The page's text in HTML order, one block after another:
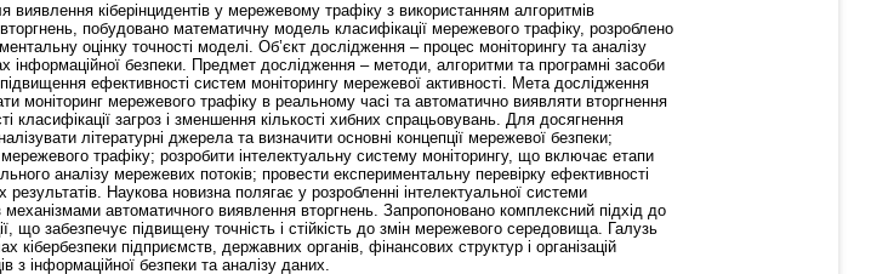
кіберінцидентів у мережевому трафіку з використанням алгоритмів
побудовано математичну модель класифікації мережевого трафіку, розроблено
оцінку точності моделі. Об’єкт дослідження – процес моніторингу та аналізу
інформаційної безпеки. Предмет дослідження – методи, алгоритми та програмні засоби
ефективності систем моніторингу мережевої активності. Мета дослідження
моніторинг мережевого трафіку в реальному часі та автоматично виявляти вторгнення
загроз і зменшення кількості хибних спрацьовувань. Для досягнення
літературні джерела та визначити основні концепції мережевої безпеки;
трафіку; розробити інтелектуальну систему моніторингу, що включає етапи
аналізу мережевих потоків; провести експериментальну перевірку ефективності
Наукова новизна полягає у розробленні інтелектуальної системи
автоматичного виявлення вторгнень. Запропоновано комплексний підхід до
що забезпечує підвищену точність і стійкість до змін мережевого середовища. Галузь
підприємств, державних органів, фінансових структур і організацій
з інформаційної безпеки та аналізу даних.